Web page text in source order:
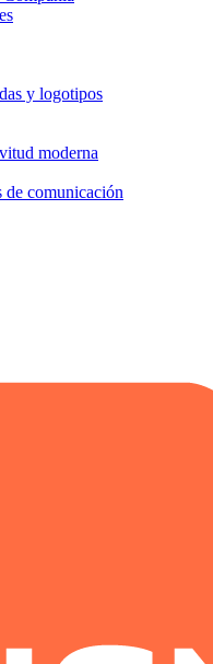
y logotipos
moderna
de comunicación